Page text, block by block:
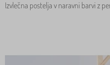
Izvlečna postelja v naravni barvi z